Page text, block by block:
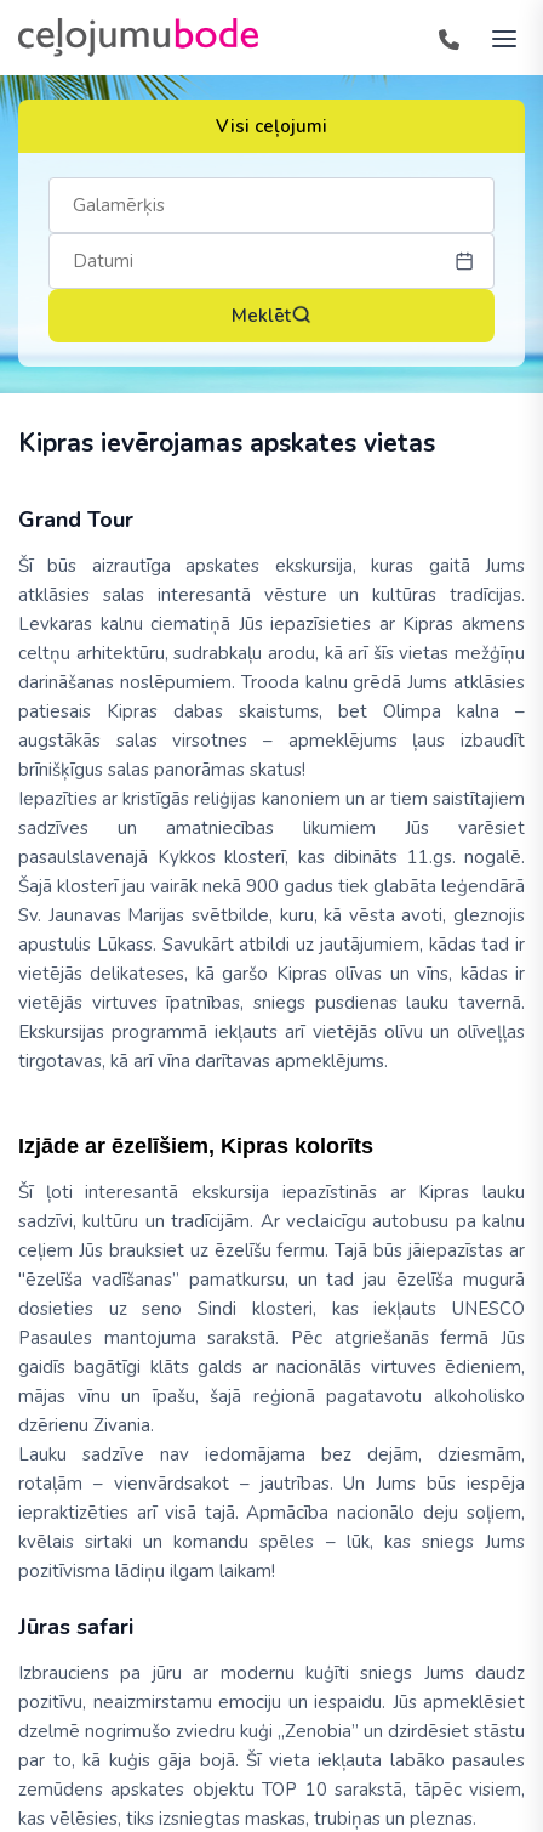
Visi ceļojumi
Meklēt
Kipras ievērojamas apskates vietas
Grand Tour
Šī būs aizrautīga apskates ekskursija, kuras gaitā Jums
atklāsies salas interesantā vēsture un kultūras tradīcijas.
Levkaras kalnu ciematiņā Jūs iepazīsieties ar Kipras akmens
celtņu arhitektūru, sudrabkaļu arodu, kā arī šīs vietas mežģīņu
darināšanas noslēpumiem. Trooda kalnu grēdā Jums atklāsies
patiesais Kipras dabas skaistums, bet Olimpa kalna –
augstākās salas virsotnes – apmeklējums ļaus izbaudīt
brīnišķīgus salas panorāmas skatus!
Iepazīties ar kristīgās reliģijas kanoniem un ar tiem saistītajiem
sadzīves un amatniecības likumiem Jūs varēsiet
pasaulslavenajā Kykkos klosterī, kas dibināts 11.gs. nogalē.
Šajā klosterī jau vairāk nekā 900 gadus tiek glabāta leģendārā
Sv. Jaunavas Marijas svētbilde, kuru, kā vēsta avoti, gleznojis
apustulis Lūkass. Savukārt atbildi uz jautājumiem, kādas tad ir
vietējās delikateses, kā garšo Kipras olīvas un vīns, kādas ir
vietējās virtuves īpatnības, sniegs pusdienas lauku tavernā.
Ekskursijas programmā iekļauts arī vietējās olīvu un olīveļļas
tirgotavas, kā arī vīna darītavas apmeklējums.
Izjāde ar ēzelīšiem, Kipras kolorīts
Šī ļoti interesantā ekskursija iepazīstinās ar Kipras lauku
sadzīvi, kultūru un tradīcijām. Ar veclaicīgu autobusu pa kalnu
ceļiem Jūs brauksiet uz ēzelīšu fermu. Tajā būs jāiepazīstas ar
"ēzelīša vadīšanas” pamatkursu, un tad jau ēzelīša mugurā
dosieties uz seno Sindi klosteri, kas iekļauts UNESCO
Pasaules mantojuma sarakstā. Pēc atgriešanās fermā Jūs
gaidīs bagātīgi klāts galds ar nacionālās virtuves ēdieniem,
mājas vīnu un īpašu, šajā reģionā pagatavotu alkoholisko
dzērienu Zivania.
Lauku sadzīve nav iedomājama bez dejām, dziesmām,
rotaļām – vienvārdsakot – jautrības. Un Jums būs iespēja
iepraktizēties arī visā tajā. Apmācība nacionālo deju soļiem,
kvēlais sirtaki un komandu spēles – lūk, kas sniegs Jums
pozitīvisma lādiņu ilgam laikam!
Jūras safari
Izbrauciens pa jūru ar modernu kuģīti sniegs Jums daudz
pozitīvu, neaizmirstamu emociju un iespaidu. Jūs apmeklēsiet
dzelmē nogrimušo zviedru kuģi „Zenobia” un dzirdēsiet stāstu
par to, kā kuģis gāja bojā. Šī vieta iekļauta labāko pasaules
zemūdens apskates objektu TOP 10 sarakstā, tāpēc visiem,
kas vēlēsies, tiks izsniegtas maskas, trubiņas un pleznas.